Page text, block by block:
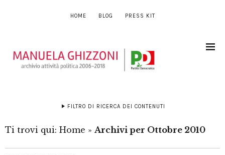
HOME BLOG PRESS KIT
FILTRO DI RICERCA DEI CONTENUTI
Ti trovi qui: Home » Archivi per Ottobre 2010